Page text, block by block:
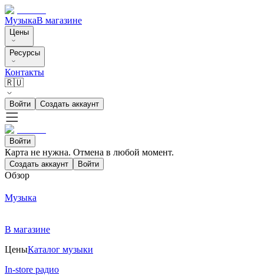
МузыкаВ магазине
Цены
Ресурсы
Контакты
🇷🇺
Войти Создать аккаунт
Войти
Карта не нужна. Отмена в любой момент.
Создать аккаунт Войти
Обзор
Музыка
В магазине
ЦеныКаталог музыки
In-store радио